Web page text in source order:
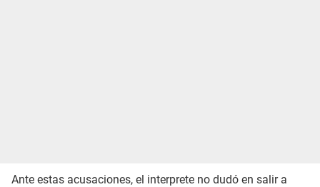
Ante estas acusaciones, el interprete no dudó en salir a